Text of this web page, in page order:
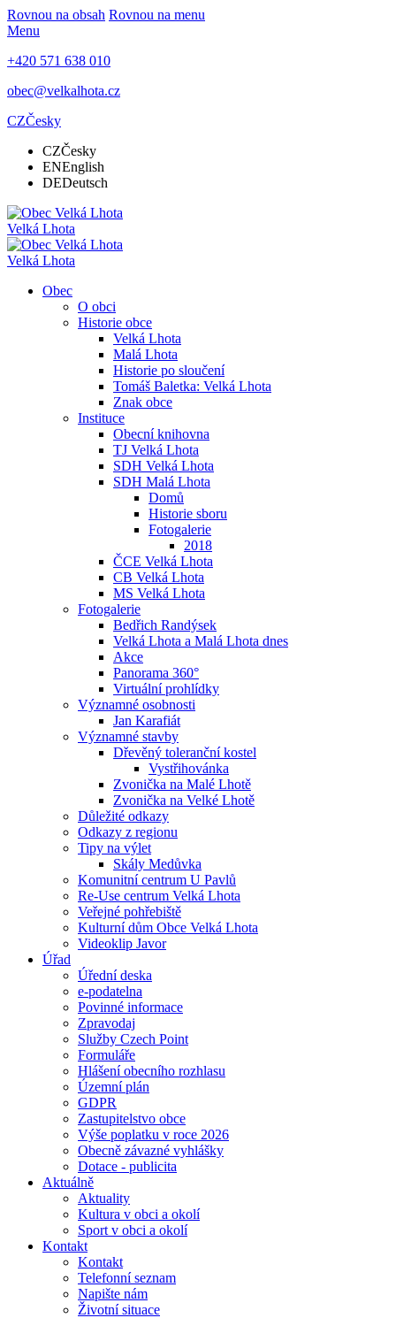
Rovnou na obsah Rovnou na menu
Menu
+420 571 638 010
obec@velkalhota.cz
CZČesky
CZČesky
ENEnglish
DEDeutsch
Velká Lhota
Velká Lhota
Obec
O obci
Historie obce
Velká Lhota
Malá Lhota
Historie po sloučení
Tomáš Baletka: Velká Lhota
Znak obce
Instituce
Obecní knihovna
TJ Velká Lhota
SDH Velká Lhota
SDH Malá Lhota
Domů
Historie sboru
Fotogalerie
2018
ČCE Velká Lhota
CB Velká Lhota
MS Velká Lhota
Fotogalerie
Bedřich Randýsek
Velká Lhota a Malá Lhota dnes
Akce
Panorama 360°
Virtuální prohlídky
Významné osobnosti
Jan Karafiát
Významné stavby
Dřevěný toleranční kostel
Vystřihovánka
Zvonička na Malé Lhotě
Zvonička na Velké Lhotě
Důležité odkazy
Odkazy z regionu
Tipy na výlet
Skály Medůvka
Komunitní centrum U Pavlů
Re-Use centrum Velká Lhota
Veřejné pohřebiště
Kulturní dům Obce Velká Lhota
Videoklip Javor
Úřad
Úřední deska
e-podatelna
Povinné informace
Zpravodaj
Služby Czech Point
Formuláře
Hlášení obecního rozhlasu
Územní plán
GDPR
Zastupitelstvo obce
Výše poplatku v roce 2026
Obecně závazné vyhlášky
Dotace - publicita
Aktuálně
Aktuality
Kultura v obci a okolí
Sport v obci a okolí
Kontakt
Kontakt
Telefonní seznam
Napište nám
Životní situace